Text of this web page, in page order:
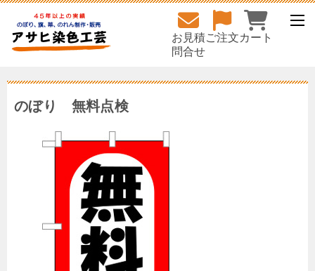
お見積
問合せ
ご注文カート
のぼり 無料点検